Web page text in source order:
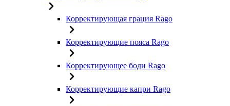
Корректирующая грация Rago
Корректирующие пояса Rago
Корректирующее боди Rago
Корректирующие капри Rago